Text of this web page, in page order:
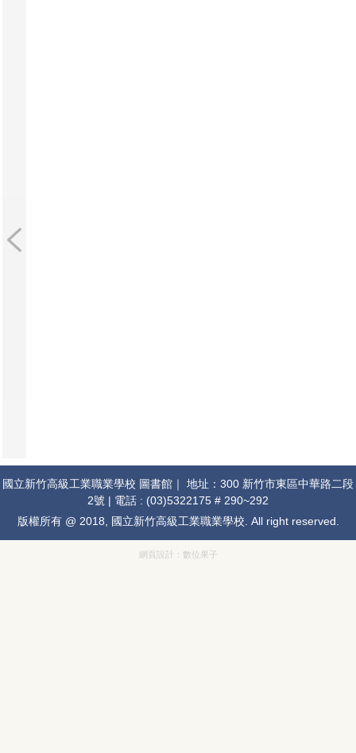
國立新竹高級工業職業學校 圖書館｜ 地址：300 新竹市東區中華路二段
2號 | 電話 : (03)5322175 # 290~292
版權所有 @ 2018, 國立新竹高級工業職業學校. All right reserved.
網頁設計： 數位果子